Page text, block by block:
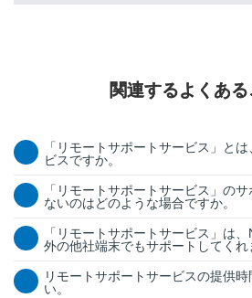
関連するよくある
「リモートサポートサービス」と
ビスですか。
「リモートサポートサービス」の
ないのはどのような場合ですか。
「リモートサポートサービス」は
外の他社端末でもサポートしてくれ
リモートサポートサービスの提供時
い。